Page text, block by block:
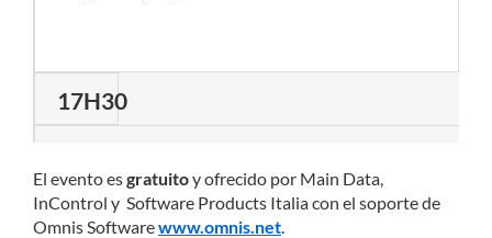
17H30
17H40
El evento esgratuitoy ofrecido por Main Data,
InControl y Software Products Italia con el soporte de
Omnis Softwarewww.omnis.net.